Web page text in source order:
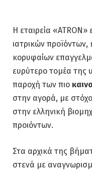
Η εταιρεία «ATRON»
ιατρικών
κορυφαίων
ευρύτερο τομέα της
παροχή των πιο
στην αγορά, με στόχο
στην ελληνική
προιόντων.
Στα αρχικά της
στενά με